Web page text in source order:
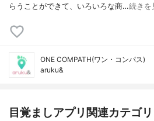
らうことができて、いろいろな商…続きを
ONE COMPATH(ワン・コンパス)
aruku&
目覚ましアプリ関連カテゴ